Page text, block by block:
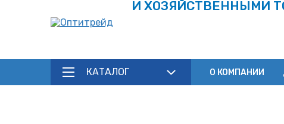
И ХОЗЯЙСТВЕННЫМИ
КАТАЛОГ О КОМПАНИИ